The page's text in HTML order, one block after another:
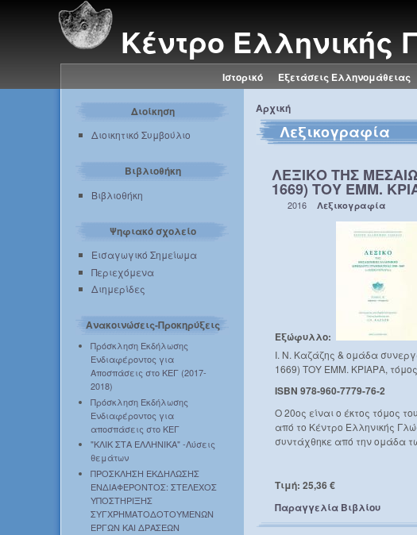
Κέντρο Ελληνικής
Ιστορικό Εξετάσεις Ελληνομάθειας
Διοίκηση
Διοικητικό Συμβούλιο
Βιβλιοθήκη
Βιβλιοθήκη
Ψηφιακό σχολείο
Εισαγωγικό Σημείωμα
Περιεχόμενα
Διημερίδες
Ανακοινώσεις-Προκηρύξεις
Πρόσκληση Εκδήλωσης
Ενδιαφέροντος για
Αποσπάσεις στο ΚΕΓ (2017-
2018)
Πρόσκληση Εκδήλωσης
Ενδιαφέροντος για
αποσπάσεις στο ΚΕΓ
"ΚΛΙΚ ΣΤΑ ΕΛΛΗΝΙΚΑ" -Λύσεις
θεμάτων
ΠΡΟΣΚΛΗΣΗ ΕΚΔΗΛΩΣΗΣ
ΕΝΔΙΑΦΕΡΟΝΤΟΣ: ΣΤΕΛΕΧΟΣ
ΥΠΟΣΤΗΡΙΞΗΣ
ΣΥΓΧΡΗΜΑΤΟΔΟΤΟΥΜΕΝΩΝ
ΕΡΓΩΝ ΚΑΙ ΔΡΑΣΕΩΝ
Αρχική
Λεξικογραφία
ΛΕΞΙΚΟ ΤΗΣ
1669) ΤΟΥ ΕΜΜ.
2016 Λεξικογραφία
Εξώφυλλο:
Ι. Ν. Καζάζης & ομάδα
1669) ΤΟΥ ΕΜΜ. ΚΡΙΑΡΑ,
ISBN 978-960-7779-76-2
Ο 20ος είναι ο έκτος τόμος
από το Κέντρο Ελληνικής
συντάχθηκε από την ομάδα
Τιμή: 25,36 €
Παραγγελία Βιβλίου